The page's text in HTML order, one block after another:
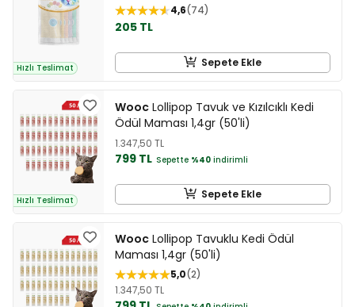
Hızlı Teslimat
4,6 74
205 TL
Sepete Ekle
Hızlı Teslimat
Wooc Lollipop Tavuk ve Kızılcıklı Kedi
Ödül Maması 1,4gr (50'li)
1.347,50 TL
799 TL Sepette %40 indirimli
Sepete Ekle
Wooc Lollipop Tavuklu Kedi Ödül
Maması 1,4gr (50'li)
5,0 2
1.347,50 TL